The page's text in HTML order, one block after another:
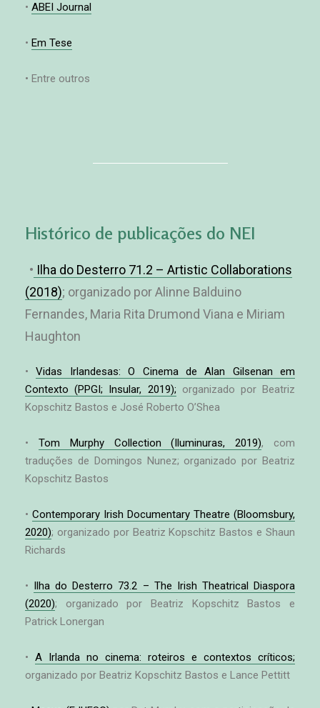
• ABEI Journal
• Em Tese
• Entre outros
Histórico de publicações do NEI
• Ilha do Desterro 71.2 – Artistic Collaborations
(2018); organizado por Alinne Balduino
Fernandes, Maria Rita Drumond Viana e Miriam
Haughton
•Vidas Irlandesas: O Cinema de Alan Gilsenan em
Contexto (PPGI; Insular, 2019); organizado por Beatriz
Kopschitz Bastos e José Roberto O’Shea
• Tom Murphy Collection (Iluminuras, 2019), com
traduções de Domingos Nunez; organizado por Beatriz
Kopschitz Bastos
• Contemporary Irish Documentary Theatre (Bloomsbury,
2020); organizado por Beatriz Kopschitz Bastos e Shaun
Richards
• Ilha do Desterro 73.2 – The Irish Theatrical Diaspora
(2020); organizado por Beatriz Kopschitz Bastos e
Patrick Lonergan
• A Irlanda no cinema: roteiros e contextos críticos;
organizado por Beatriz Kopschitz Bastos e Lance Pettitt